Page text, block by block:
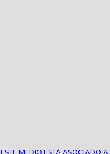
ESTE MEDIO ESTÁ ASOCIADO A